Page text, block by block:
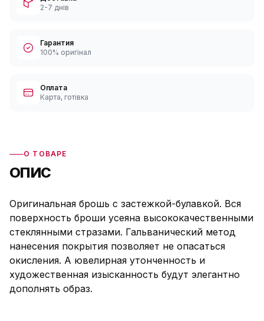
2-7 днів
Гарантия
100% оригінал
Оплата
Карта, готівка
О ТОВАРЕ
ОПИС
Оригинальная брошь с застежкой-булавкой. Вся
поверхность броши усеяна высококачественными
стеклянными стразами. Гальванический метод
нанесения покрытия позволяет не опасаться
окисления. А ювелирная утонченность и
художественная изысканность будут элегантно
дополнять образ.